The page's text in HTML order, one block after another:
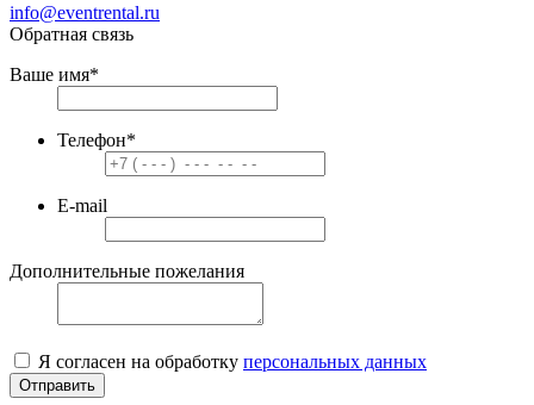
info@eventrental.ru
Обратная связь
Ваше имя*
Телефон*
E-mail
Дополнительные пожелания
Я согласен на обработку персональных данных
Отправить